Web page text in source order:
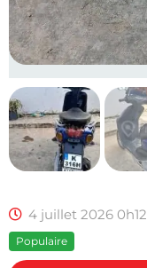
4 juillet 2026 0h12
Populaire